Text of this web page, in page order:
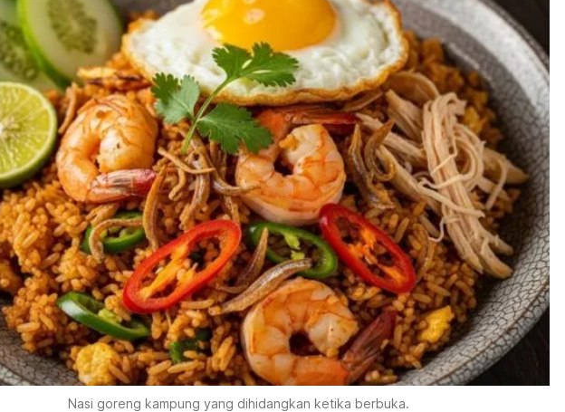
Nasi goreng kampung yang dihidangkan ketika berbuka.